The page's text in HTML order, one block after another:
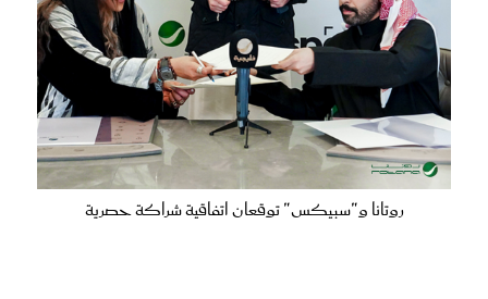
روتانا و"سبيكس" توقعان اتفاقية شراكة حصرية